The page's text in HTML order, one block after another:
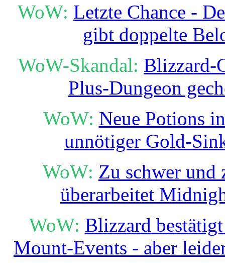
WoW: Letzte Chance -
gibt doppelte
WoW-Skandal: Blizzard-
Plus-Dungeon
WoW: Neue Potions
unnötiger Gold-
WoW: Zu schwer
überarbeitet
WoW: Blizzard
Mount-Events - aber